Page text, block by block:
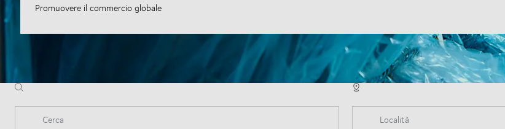
Promuovere il commercio globale
Cerca Località